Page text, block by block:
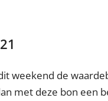
weekend de
met deze bon